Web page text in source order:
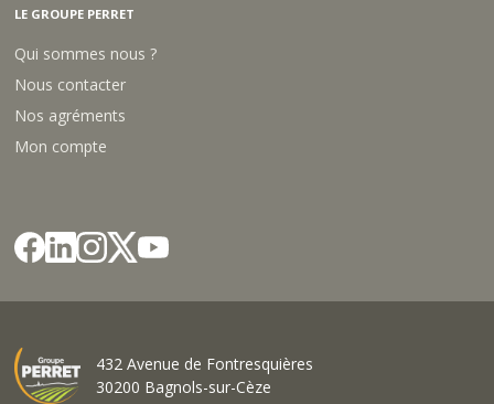
LE GROUPE PERRET
Qui sommes nous ?
Nous contacter
Nos agréments
Mon compte
432 Avenue de Fontresquières
30200 Bagnols-sur-Cèze